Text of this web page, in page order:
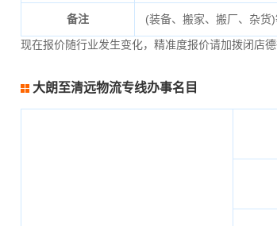
备注
(装备、搬家、搬厂、杂货
现在报价随行业发生变化，精准度报价请加拨闭店德
大朗至清远物流专线办事名目